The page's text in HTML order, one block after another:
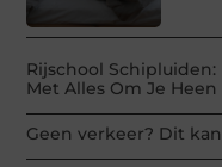
Rijschool
Met Alles Om Je Heen
Geen verkeer? Dit